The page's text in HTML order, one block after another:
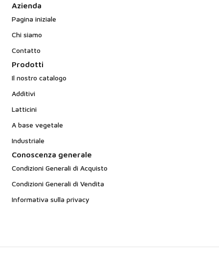
Azienda
Pagina iniziale
Chi siamo
Contatto
Prodotti
Il nostro catalogo
Additivi
Latticini
A base vegetale
Industriale
Conoscenza generale
Condizioni Generali di Acquisto
Condizioni Generali di Vendita
Informativa sulla privacy